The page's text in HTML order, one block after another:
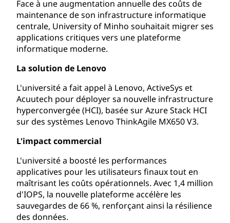
Face à une augmentation annuelle des coûts de
maintenance de son infrastructure informatique
centrale, University of Minho souhaitait migrer ses
applications critiques vers une plateforme
informatique moderne.
La solution de Lenovo
L'université a fait appel à Lenovo, ActiveSys et
Acuutech pour déployer sa nouvelle infrastructure
hyperconvergée (HCI), basée sur Azure Stack HCI
sur des systèmes Lenovo ThinkAgile MX650 V3.
L'impact commercial
L'université a boosté les performances
applicatives pour les utilisateurs finaux tout en
maîtrisant les coûts opérationnels. Avec 1,4 million
d'IOPS, la nouvelle plateforme accélère les
sauvegardes de 66 %, renforçant ainsi la résilience
des données.